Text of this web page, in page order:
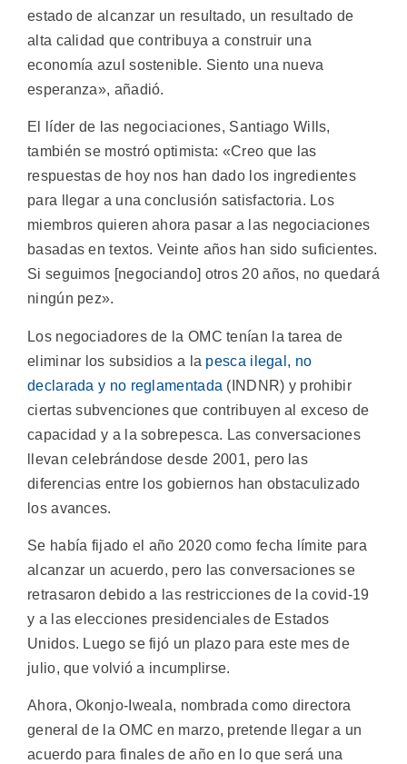
estado de alcanzar un resultado, un resultado de
alta calidad que contribuya a construir una
economía azul sostenible. Siento una nueva
esperanza», añadió.
El líder de las negociaciones, Santiago Wills,
también se mostró optimista: «Creo que las
respuestas de hoy nos han dado los ingredientes
para llegar a una conclusión satisfactoria. Los
miembros quieren ahora pasar a las negociaciones
basadas en textos. Veinte años han sido suficientes.
Si seguimos [negociando] otros 20 años, no quedará
ningún pez».
Los negociadores de la OMC tenían la tarea de
eliminar los subsidios a la pesca ilegal, no
declarada y no reglamentada (INDNR) y prohibir
ciertas subvenciones que contribuyen al exceso de
capacidad y a la sobrepesca. Las conversaciones
llevan celebrándose desde 2001, pero las
diferencias entre los gobiernos han obstaculizado
los avances.
Se había fijado el año 2020 como fecha límite para
alcanzar un acuerdo, pero las conversaciones se
retrasaron debido a las restricciones de la covid-19
y a las elecciones presidenciales de Estados
Unidos. Luego se fijó un plazo para este mes de
julio, que volvió a incumplirse.
Ahora, Okonjo-Iweala, nombrada como directora
general de la OMC en marzo, pretende llegar a un
acuerdo para finales de año en lo que será una